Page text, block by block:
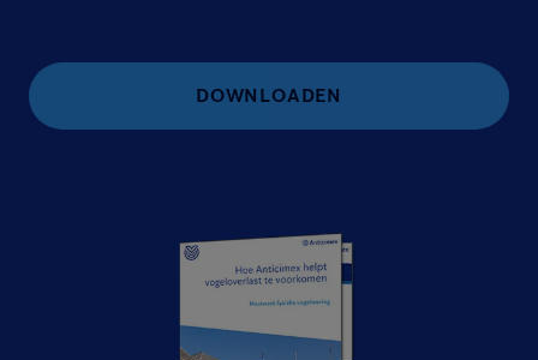
DOWNLOADEN